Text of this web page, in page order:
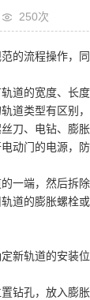
250次
的流程操作，
道的宽度、长
道类型有区别
刀、电钻、膨
动门的电源，
一端，然后拆
道的膨胀螺栓
新轨道的安装
钻孔，放入膨